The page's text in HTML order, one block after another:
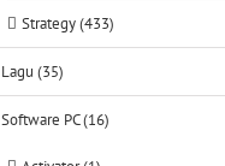
Strategy (433)
Lagu (35)
Software PC (16)